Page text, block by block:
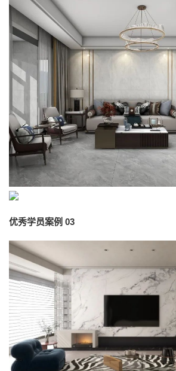
优秀学员案例 03